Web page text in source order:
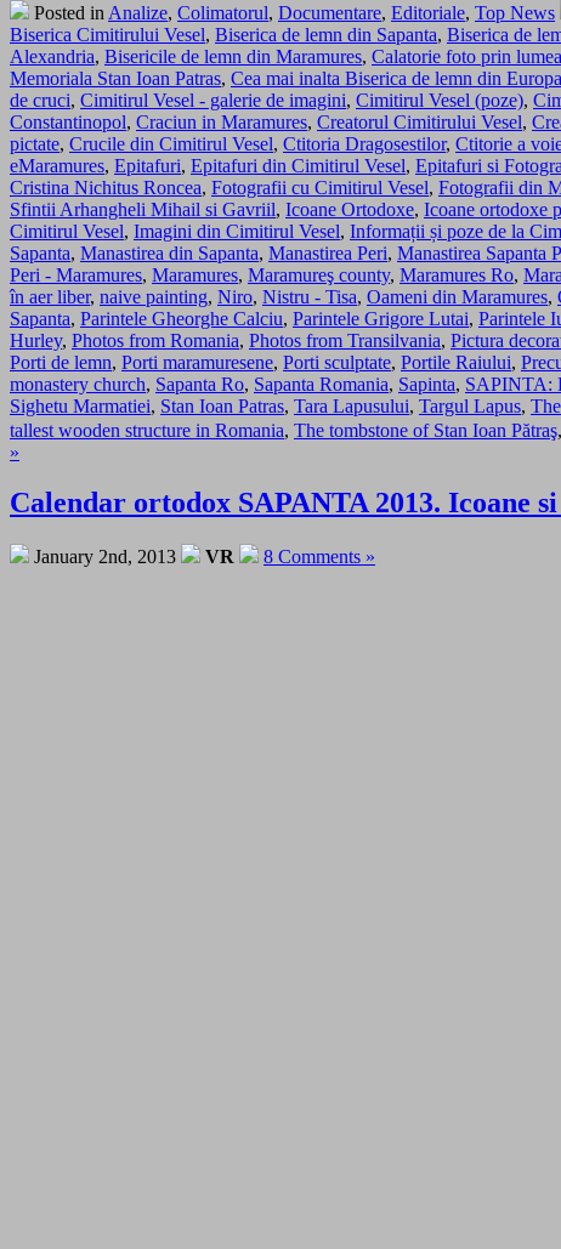
Posted in Analize, Colimatorul, Documentare, Editoriale, Top News
Biserica Cimitirului Vesel, Biserica de lemn din Sapanta, Biserica de
Alexandria, Bisericile de lemn din Maramures, Calatorie foto prin
Memoriala Stan Ioan Patras, Cea mai inalta Biserica de lemn din Europa
de cruci, Cimitirul Vesel - galerie de imagini, Cimitirul Vesel (poze),
Constantinopol, Craciun in Maramures, Creatorul Cimitirului Vesel,
pictate, Crucile din Cimitirul Vesel, Ctitoria Dragosestilor, Ctitorie a
eMaramures, Epitafuri, Epitafuri din Cimitirul Vesel, Epitafuri si
Cristina Nichitus Roncea, Fotografii cu Cimitirul Vesel, Fotografii din
Sfintii Arhangheli Mihail si Gavriil, Icoane Ortodoxe, Icoane ortodoxe
Cimitirul Vesel, Imagini din Cimitirul Vesel, Informații și poze de la
Sapanta, Manastirea din Sapanta, Manastirea Peri, Manastirea Sapanta
Peri - Maramures, Maramures, Maramureş county, Maramures Ro,
în aer liber, naive painting, Niro, Nistru - Tisa, Oameni din Maramures,
Sapanta, Parintele Gheorghe Calciu, Parintele Grigore Lutai, Parintele
Hurley, Photos from Romania, Photos from Transilvania, Pictura
Porti de lemn, Porti maramuresene, Porti sculptate, Portile Raiului,
monastery church, Sapanta Ro, Sapanta Romania, Sapinta, SAPINTA:
Sighetu Marmatiei, Stan Ioan Patras, Tara Lapusului, Targul Lapus,
tallest wooden structure in Romania, The tombstone of Stan Ioan Pătraş,
»
Calendar ortodox SAPANTA 2013.
January 2nd, 2013 VR 8 Comments »